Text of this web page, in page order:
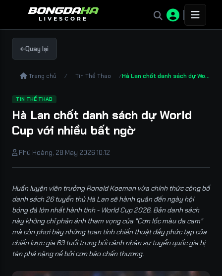
Quay lại
Trang chủ / Tin Thể Thao / Hà Lan chốt danh sách dự World Cup với nhiều bất ngờ
TIN THỂ THAO
Hà Lan chốt danh sách dự World
Cup với nhiều bất ngờ
Phú Hoàng, 28 May 2026 10:12
Huấn luyện viên trưởng Ronald Koeman vừa chính thức công bố
danh sách 26 tuyển thủ Hà Lan sẽ hành quân đến ngày hội
bóng đá lớn nhất hành tinh - World Cup 2026. Bản danh sách
này không chỉ phản ánh tham vọng của "Cơn lốc màu da cam"
mà còn phơi bày những toan tính chiến thuật đầy phức tạp của
chiến lược gia 63 tuổi trong bối cảnh nhân sự tuyển quốc gia bị
tàn phá nặng nề bởi cơn bão chấn thương.